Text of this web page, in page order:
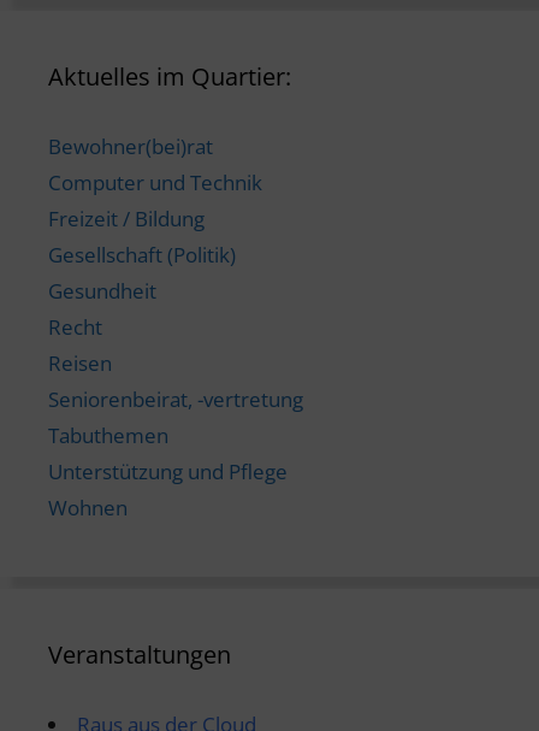
Aktuelles im Quartier:
Bewohner(bei)rat
Computer und Technik
Freizeit / Bildung
Gesellschaft (Politik)
Gesundheit
Recht
Reisen
Seniorenbeirat, -vertretung
Tabuthemen
Unterstützung und Pflege
Wohnen
Veranstaltungen
Raus aus der Cloud